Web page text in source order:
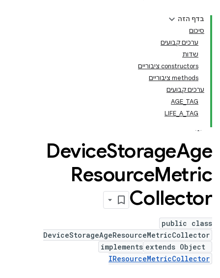
בדף הזה
סיכום
ערכים קבועים
שדות
‫constructors ציבוריים
‫methods ציבוריים
ערכים קבועים
AGE_TAG
LIFE_A_TAG
DeviceStorageAge
ResourceMetric
Collector
public class
DeviceStorageAgeResourceMetricCollector
extends Object
implements
IResourceMetricCollector